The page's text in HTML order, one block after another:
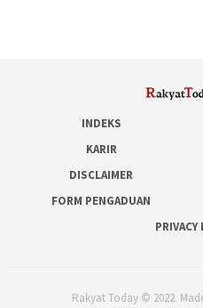
INDEKS
KARIR
DISCLAIMER
FORM PENGADUAN
PRIVACY
Rakyat Today © 2022.